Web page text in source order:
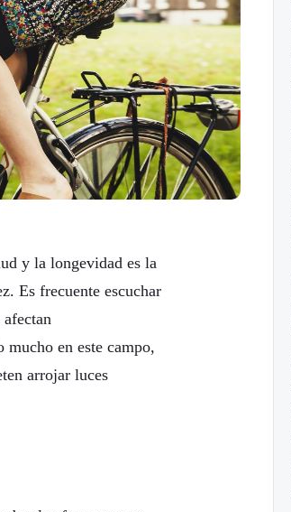
y la longevidad es la
Es frecuente escuchar
mucho en este campo,
arrojar luces